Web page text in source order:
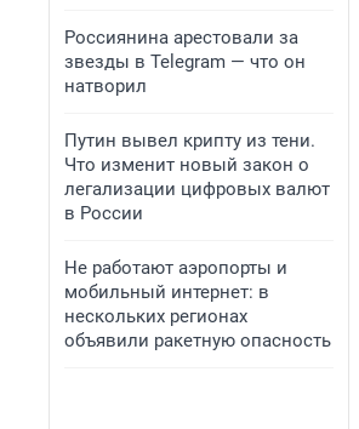
Россиянина арестовали за
звезды в Telegram — что он
натворил
Путин вывел крипту из тени.
Что изменит новый закон о
легализации цифровых валют
в России
Не работают аэропорты и
мобильный интернет: в
нескольких регионах
объявили ракетную опасность